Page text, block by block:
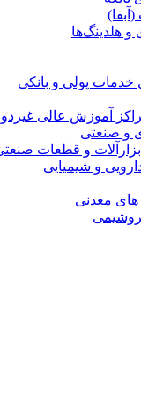
هلدینگ‌ها
خدمات پولی و بانکی
آموزش عالی
و صنعتی
و قطعات
و شیمیایی
معدنی